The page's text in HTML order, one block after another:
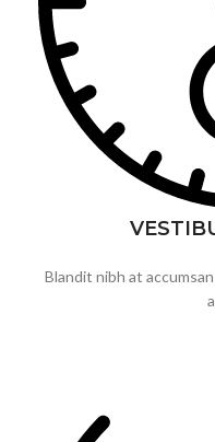
Blandit nibh at